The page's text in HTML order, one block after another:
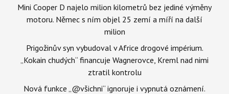
Mini Cooper D najelo milion kilometrů bez jediné výměny
motoru. Němec s ním objel 25 zemí a míří na další
milion
Prigožinův syn vybudoval v Africe drogové impérium.
„Kokain chudých“ financuje Wagnerovce, Kreml nad nimi
ztratil kontrolu
Nová funkce „@všichni“ ignoruje i vypnutá oznámení.